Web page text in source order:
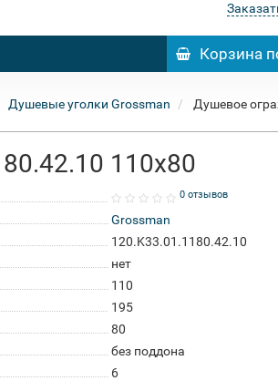
Корзина
Душевые уголки Grossman
Душевое
110x80
0 отзывов
Grossman
120.K33.01.1180.42.10
нет
110
195
80
без поддона
6